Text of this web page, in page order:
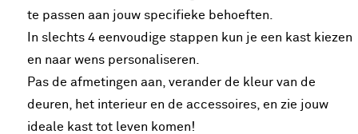
te passen aan jouw specifieke behoeften.
In slechts 4 eenvoudige stappen kun je een kast kiezen
en naar wens personaliseren.
Pas de afmetingen aan, verander de kleur van de
deuren, het interieur en de accessoires, en zie jouw
ideale kast tot leven komen!